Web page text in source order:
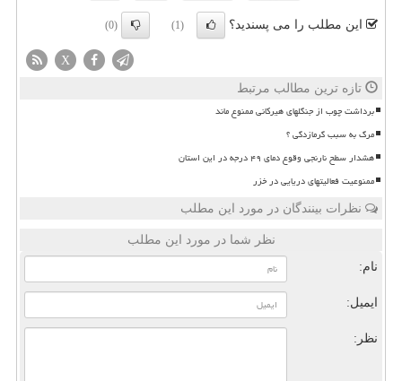
این مطلب را می پسندید؟ (1)
(0)
X
تازه ترین مطالب مرتبط
برداشت چوب از جنگلهای هیرکانی ممنوع ماند
مرگ به سبب گرمازدگی ؟
هشدار سطح نارنجی وقوع دمای ۴۹ درجه در این استان
ممنوعیت فعالیتهای دریایی در خزر
نظرات بینندگان در مورد این مطلب
نظر شما در مورد این مطلب
نام:
ایمیل:
نظر: